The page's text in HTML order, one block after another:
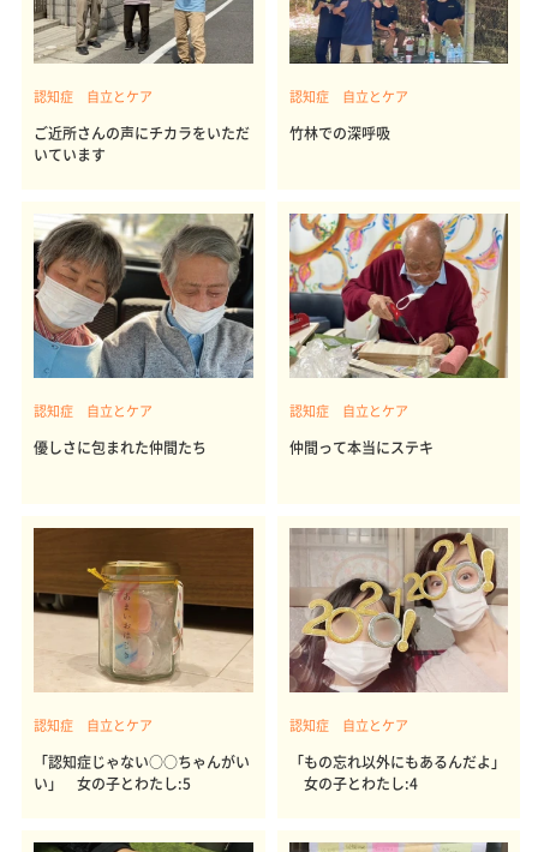
認知症 自立とケア
ご近所さんの声にチカラをいただ
いています
認知症 自立とケア
竹林での深呼吸
認知症 自立とケア
優しさに包まれた仲間たち
認知症 自立とケア
仲間って本当にステキ
認知症 自立とケア
「認知症じゃない○○ちゃんがい
い」 女の子とわたし:5
認知症 自立とケア
「もの忘れ以外にもあるんだよ」
女の子とわたし:4